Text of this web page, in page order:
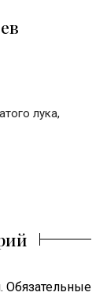
лука,
Обязательные